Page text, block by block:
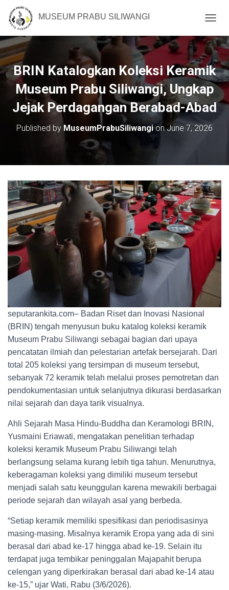
MUSEUM PRABU SILIWANGI
O
G
G
L
E
N
A
V
I
A
BRIN Katalogkan Koleksi Keramik
Museum Prabu Siliwangi, Ungkap
Jejak Perdagangan Berabad-Abad
Published by MuseumPrabuSiliwangi onJune 7, 2026
seputarankita.com– Badan Riset dan Inovasi Nasional
(BRIN) tengah menyusun buku katalog koleksi keramik
Museum Prabu Siliwangi sebagai bagian dari upaya
pencatatan ilmiah dan pelestarian artefak bersejarah. Dari
total 205 koleksi yang tersimpan di museum tersebut,
sebanyak 72 keramik telah melalui proses pemotretan dan
pendokumentasian untuk selanjutnya dikurasi berdasarkan
nilai sejarah dan daya tarik visualnya.
Ahli Sejarah Masa Hindu-Buddha dan Keramologi BRIN,
Yusmaini Eriawati, mengatakan penelitian terhadap
koleksi keramik Museum Prabu Siliwangi telah
berlangsung selama kurang lebih tiga tahun. Menurutnya,
keberagaman koleksi yang dimiliki museum tersebut
menjadi salah satu keunggulan karena mewakili berbagai
periode sejarah dan wilayah asal yang berbeda.
“Setiap keramik memiliki spesifikasi dan periodisasinya
masing-masing. Misalnya keramik Eropa yang ada di sini
berasal dari abad ke-17 hingga abad ke-19. Selain itu
terdapat juga tembikar peninggalan Majapahit berupa
celengan yang diperkirakan berasal dari abad ke-14 atau
ke-15,” ujar Wati, Rabu (3/6/2026).